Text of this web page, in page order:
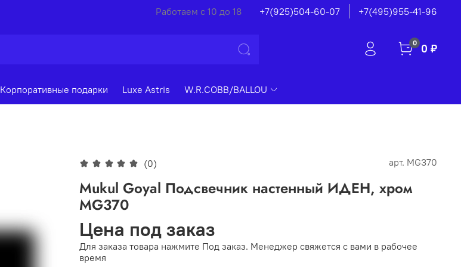
Работаем с 10 до 18 +7(925)504-60-07 +7(495)955-41-96
0 0 ₽
Корпоративные подарки Luxe Astris W.R.COBB/BALLOU
(0) арт. MG370
Mukul Goyal Подсвечник настенный ИДЕН, хром
MG370
Цена под заказ
Для заказа товара нажмите Под заказ. Менеджер свяжется с вами в рабочее
время